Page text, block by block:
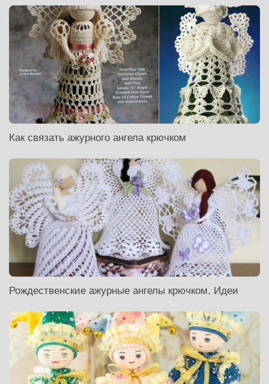
Как связать ажурного ангела крючком
Рождественские ажурные ангелы крючком. Идеи